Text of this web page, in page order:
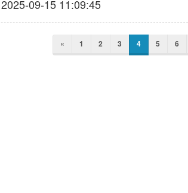
09-15 11:09:45
« 1 2 3 4 5 6